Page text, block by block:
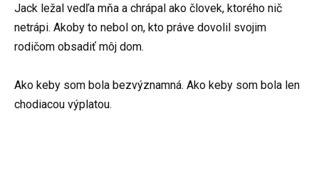
Jack ležal vedľa mňa a chrápal ako človek, ktorého nič
netrápi. Akoby to nebol on, kto práve dovolil svojim
rodičom obsadiť môj dom.
Ako keby som bola bezvýznamná. Ako keby som bola len
chodiacou výplatou.